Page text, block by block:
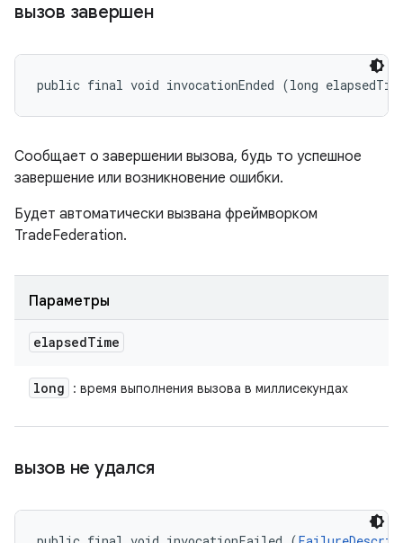
вызов завершен
public final void invocationEnded (long
Сообщает о завершении вызова, будь то успешное
завершение или возникновение ошибки.
Будет автоматически вызвана фреймворком
TradeFederation.
Параметры
elapsedTime
long : время выполнения вызова в миллисекундах
вызов не удался